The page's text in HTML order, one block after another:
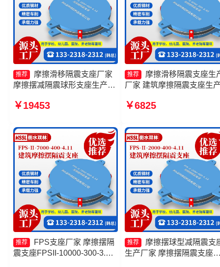
推荐
摩擦滑移隔震支座厂家
摩擦摆减隔震球形支座生产厂
7000-400-4.11 摩擦摆式隔震
￥19453
推荐
摩擦滑移隔震支座生
厂家 建筑摩擦隔震支座生
制源头工厂 建筑摩擦摆隔
￥6825
推荐
FPS支座厂家 摩擦摆隔
震支座FPSII-10000-300-3.48
推荐
摩擦摆球型减隔震支
生产厂家 摩擦摆隔震支座